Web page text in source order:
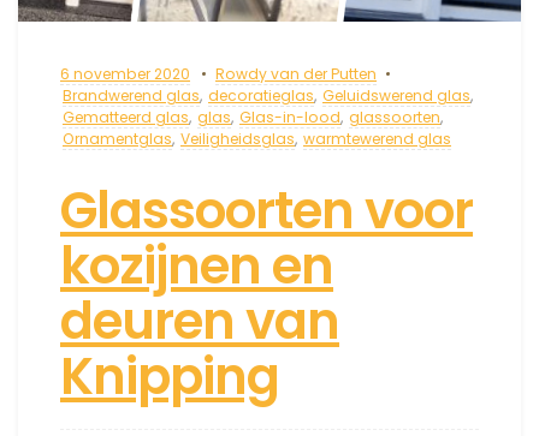
6 november 2020
Rowdy van der Putten
Brandwerend glas, decoratieglas, Geluidswerend glas,
Gematteerd glas, glas, Glas-in-lood, glassoorten,
Ornamentglas, Veiligheidsglas, warmtewerend glas
Glassoorten voor
kozijnen en
deuren van
Knipping